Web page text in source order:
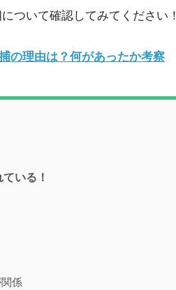
ついて確認してみてください！
の理由は？何があったか考察
いる！
係